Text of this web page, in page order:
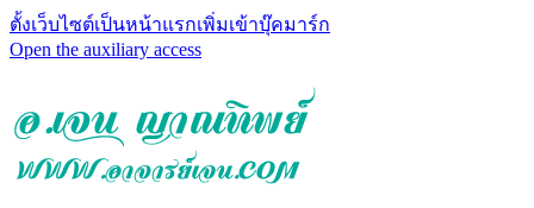
ตั้งเว็บไซต์เป็นหน้าแรกเพิ่มเข้าบุ๊คมาร์ก
Open the auxiliary access